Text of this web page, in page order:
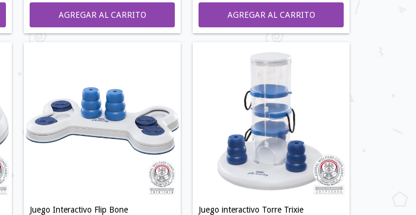
Juego Interactivo Flip Bone
Juego interactivo Torre Trixie